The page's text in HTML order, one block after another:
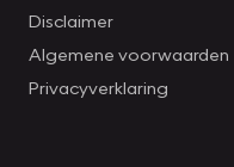
Disclaimer
Algemene voorwaarden
Privacyverklaring